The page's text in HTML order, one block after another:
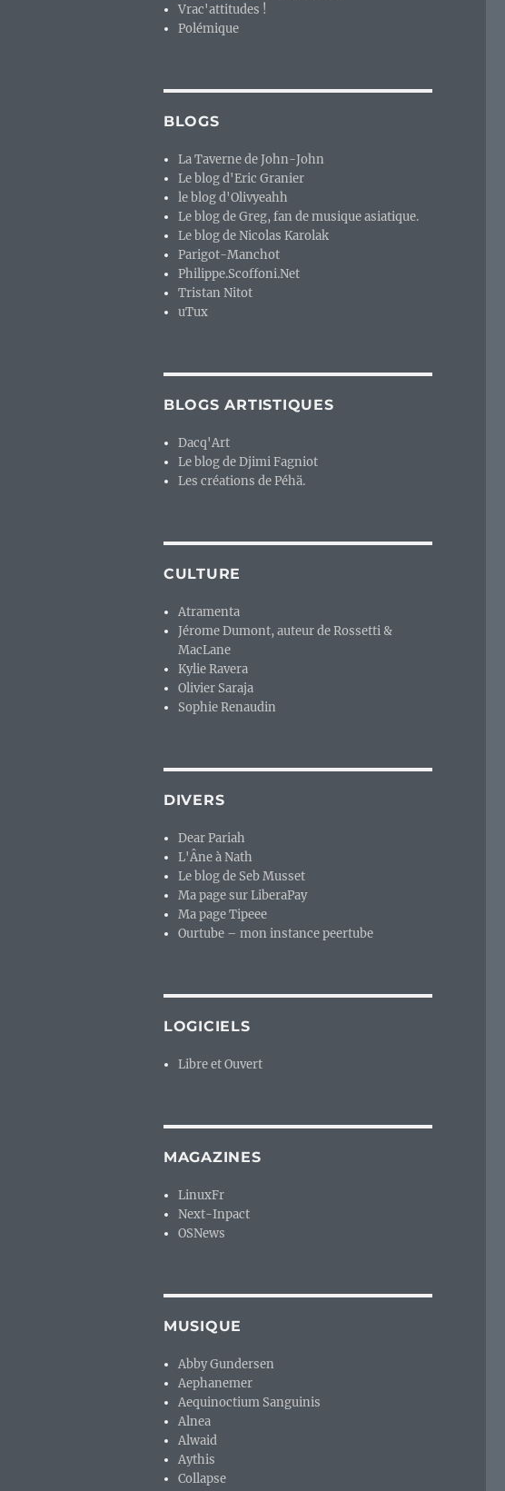
Vrac'attitudes !
Polémique
BLOGS
La Taverne de John-John
Le blog d'Eric Granier
le blog d'Olivyeahh
Le blog de Greg, fan de musique asiatique.
Le blog de Nicolas Karolak
Parigot-Manchot
Philippe.Scoffoni.Net
Tristan Nitot
uTux
BLOGS ARTISTIQUES
Dacq'Art
Le blog de Djimi Fagniot
Les créations de Péhä.
CULTURE
Atramenta
Jérome Dumont, auteur de Rossetti &
MacLane
Kylie Ravera
Olivier Saraja
Sophie Renaudin
DIVERS
Dear Pariah
L'Âne à Nath
Le blog de Seb Musset
Ma page sur LiberaPay
Ma page Tipeee
Ourtube – mon instance peertube
LOGICIELS
Libre et Ouvert
MAGAZINES
LinuxFr
Next-Inpact
OSNews
MUSIQUE
Abby Gundersen
Aephanemer
Aequinoctium Sanguinis
Alnea
Alwaid
Aythis
Collapse